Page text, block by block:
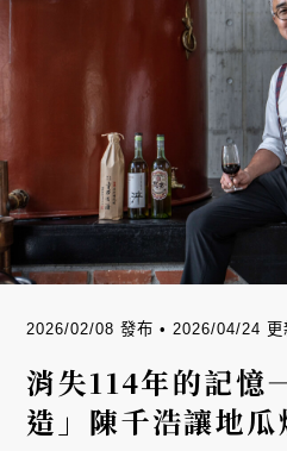
2026/02/08 發布 • 2026/04/24 更
消失114年的記
造」陳千浩讓地